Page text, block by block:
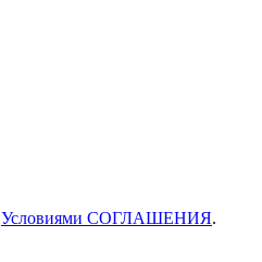
Условиями СОГЛАШЕНИЯ.